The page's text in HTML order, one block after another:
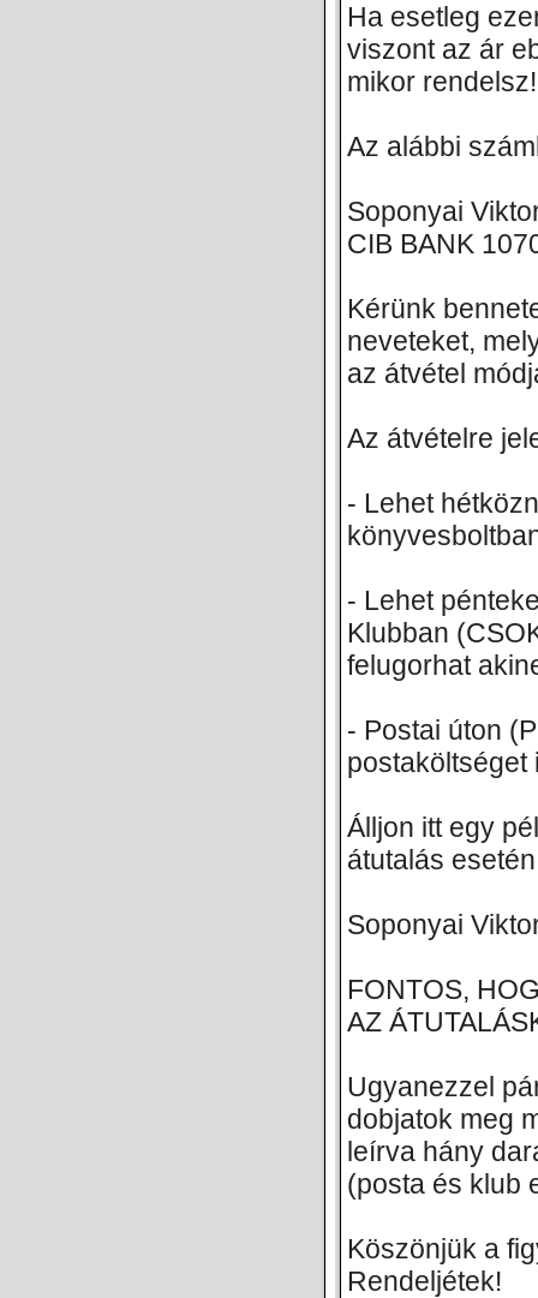
Ha esetleg
viszont az ár
mikor rendelsz!
Az alábbi
Soponyai
CIB BANK
Kérünk
neveteket,
az átvétel
Az átvételre
- Lehet
- Lehet
Klubban
felugorhat
- Postai úton
postaköltséget
Álljon itt egy
átutalás
Soponyai
FONTOS,
AZ
Ugyanezzel
dobjatok meg
leírva hány
(posta és klub
Köszönjük a
Rendeljétek!